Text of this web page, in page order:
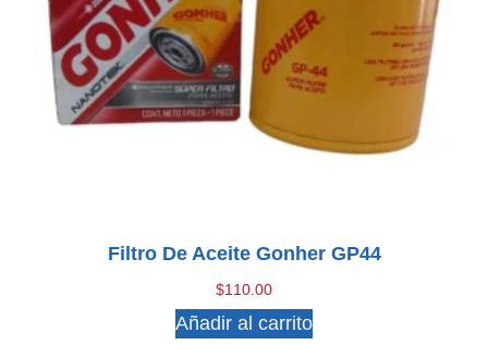
Filtro De Aceite Gonher GP44
$110.00
Añadir al carrito